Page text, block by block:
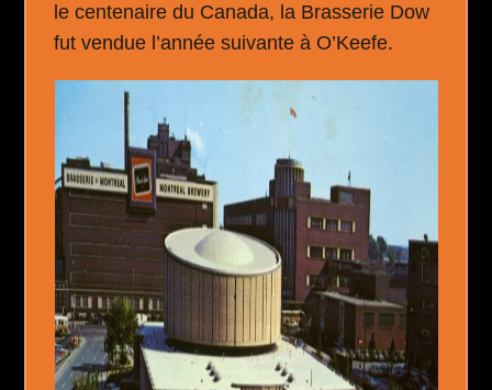
le centenaire du Canada, la Brasserie Dow
fut vendue l’année suivante à O’Keefe.